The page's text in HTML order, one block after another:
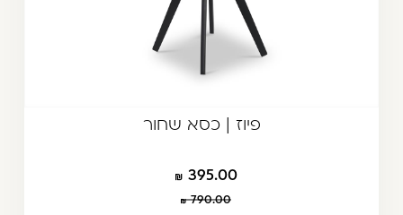
פיוז | כסא שחור
395.00
790.00